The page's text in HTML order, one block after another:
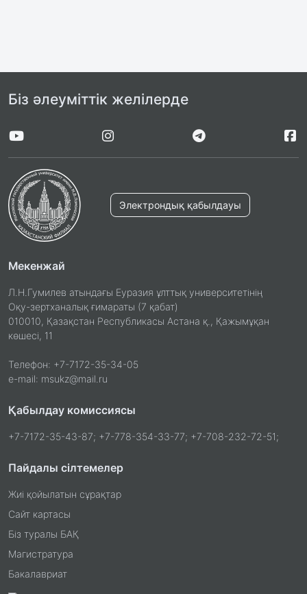
Біз әлеуміттік желілерде
Электрондық қабылдауы
Мекенжай
Л.Н.Гумилев атындағы Еуразия ұлттық университетінің
Оқу-зертханалық ғимараты (7 қабат)
010010, Қазақстан Республикасы Астана қ., Қажымұқан
көшесі, 11
Телефон: +7-7172-35-34-05
e-mail: msukz@mail.ru
Қабылдау комиссиясы
+7-7172-35-43-87; +7-778-354-33-77; +7-708-232-72-51;
Пайдалы сілтемелер
Жиі қойылатын сұрақтар
Сайт картасы
Біз туралы БАҚ
Магистратура
Бакалавриат